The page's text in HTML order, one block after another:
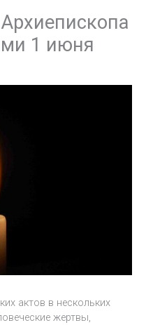
1 июня
актов в нескольких
жертвы,